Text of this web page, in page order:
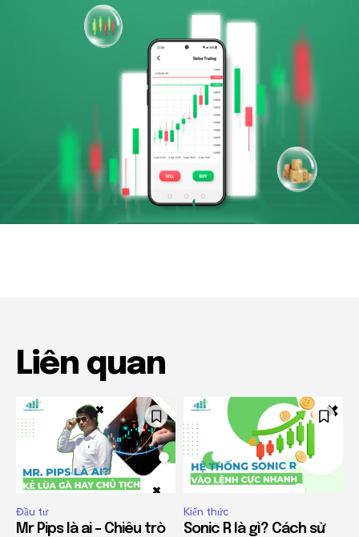
Liên quan
Đầu tư
Mr Pips là ai – Chiêu trò
Kiến thức
Sonic R là gì? Cách sử